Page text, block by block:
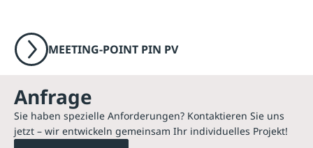
MEETING-POINT PIN PV
Anfrage
Sie haben spezielle Anforderungen? Kontaktieren Sie uns
jetzt – wir entwickeln gemeinsam Ihr individuelles Projekt!